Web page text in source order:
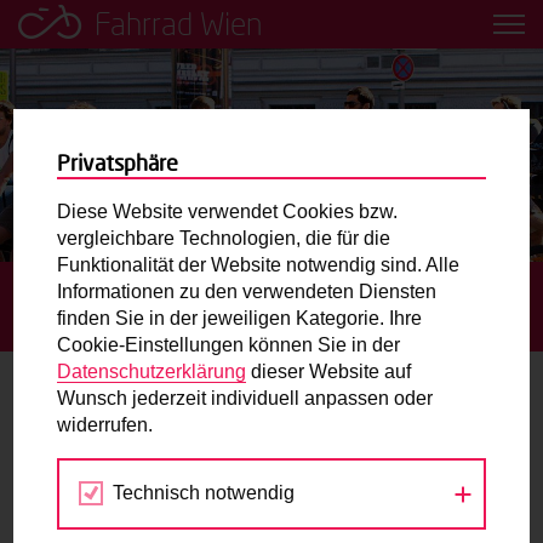
Fahrrad Wien
Leih dir einfach ein Transportfahrrad in deiner Nähe aus!
Mobilitätsbildung für Kinder und
Jugendliche
Radweg-Projektkarte
Routenplaner
Mit dem Fahrrad in Wien unterwegs? Hier finden Sie die
beste Route.
Wunschbox
Sie haben ein Anliegen zum Radverkehr? Schreiben Sie
STARTSEITE AKTUELLES
MEHR RADFAHRENDE IM
ERSTEN HALBJAHR 2016 UNTERWEGS
Mehr Radfahrende im ersten Halbjahr
2016 unterwegs
21.07.2016
Privatsphäre
Diese Website verwendet Cookies bzw.
vergleichbare Technologien, die für die
Funktionalität der Website notwendig sind. Alle
Informationen zu den verwendeten Diensten
finden Sie in der jeweiligen Kategorie. Ihre
Cookie-Einstellungen können Sie in der
Datenschutzerklärung dieser Website auf
Wunsch jederzeit individuell anpassen oder
widerrufen.
Technisch notwendig